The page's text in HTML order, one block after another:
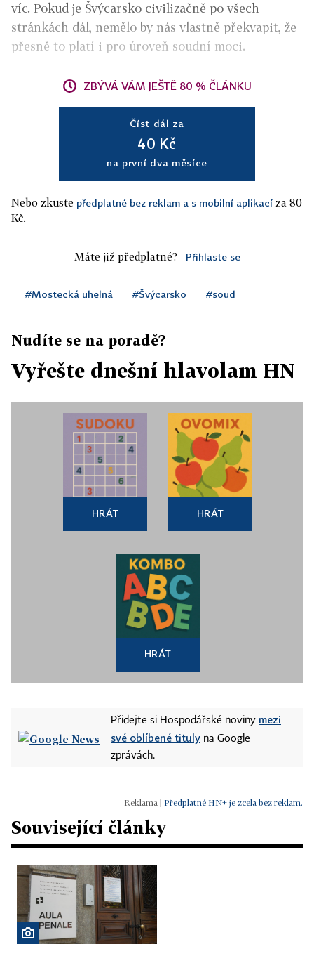
víc. Pokud je Švýcarsko civilizačně po všech
stránkách dál, nemělo by nás vlastně překvapit, že
přesně to platí i pro úroveň soudní moci.
ZBÝVÁ VÁM JEŠTĚ 80 % ČLÁNKU
Číst dál za
40 Kč
na první dva měsíce
Nebo zkuste předplatné bez reklam a s mobilní aplikací za 80
Kč.
Máte již předplatné? Přihlaste se
#Mostecká uhelná #Švýcarsko #soud
Nudíte se na poradě?
Vyřešte dnešní hlavolam HN
HRÁT HRÁT
HRÁT
Přidejte si Hospodářské noviny mezi
své oblíbené tituly na Google
zprávách.
Předplatné HN+ je zcela bez reklam.
Související články